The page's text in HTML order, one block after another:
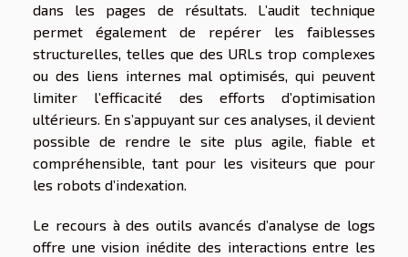
dans les pages de résultats. L’audit technique
permet également de repérer les faiblesses
structurelles, telles que des URLs trop complexes
ou des liens internes mal optimisés, qui peuvent
limiter l’efficacité des efforts d’optimisation
ultérieurs. En s’appuyant sur ces analyses, il devient
possible de rendre le site plus agile, fiable et
compréhensible, tant pour les visiteurs que pour
les robots d’indexation.
Le recours à des outils avancés d’analyse de logs
offre une vision inédite des interactions entre les